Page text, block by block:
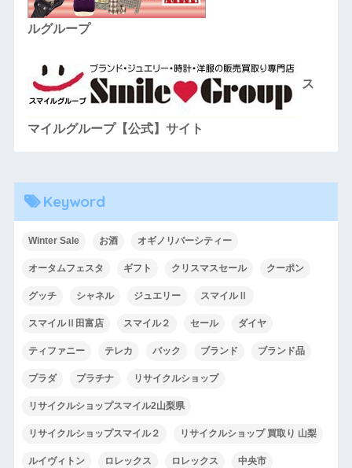
ルグループ
ス
マイルグループ【公式】サイト
Keyword
Winter Sale お酒 オギノリバーシティー
オータムフェスタ ギフト クリスマスセール クーポン
グッチ シャネル ジュエリー スマイルⅡ
スマイルⅡ田富店 スマイル２ セール ダイヤ
ティファニー テレカ バック ブランド ブランド品
プラダ プラチナ リサイクルショップ
リサイクルショップスマイル2山梨県
リサイクルショップスマイル２ リサイクルショップ 買取り 山梨
ルイヴィトン ロレックス ロレックス 中央市